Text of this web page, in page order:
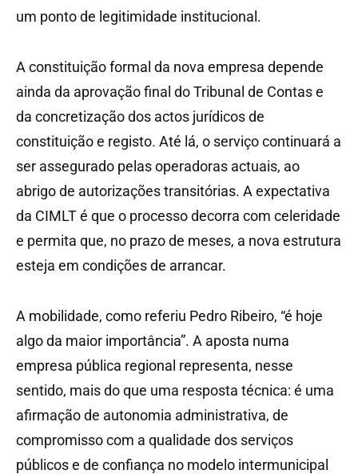
um ponto de legitimidade institucional.
A constituição formal da nova empresa depende
ainda da aprovação final do Tribunal de Contas e
da concretização dos actos jurídicos de
constituição e registo. Até lá, o serviço continuará a
ser assegurado pelas operadoras actuais, ao
abrigo de autorizações transitórias. A expectativa
da CIMLT é que o processo decorra com celeridade
e permita que, no prazo de meses, a nova estrutura
esteja em condições de arrancar.
A mobilidade, como referiu Pedro Ribeiro, “é hoje
algo da maior importância”. A aposta numa
empresa pública regional representa, nesse
sentido, mais do que uma resposta técnica: é uma
afirmação de autonomia administrativa, de
compromisso com a qualidade dos serviços
públicos e de confiança no modelo intermunicipal